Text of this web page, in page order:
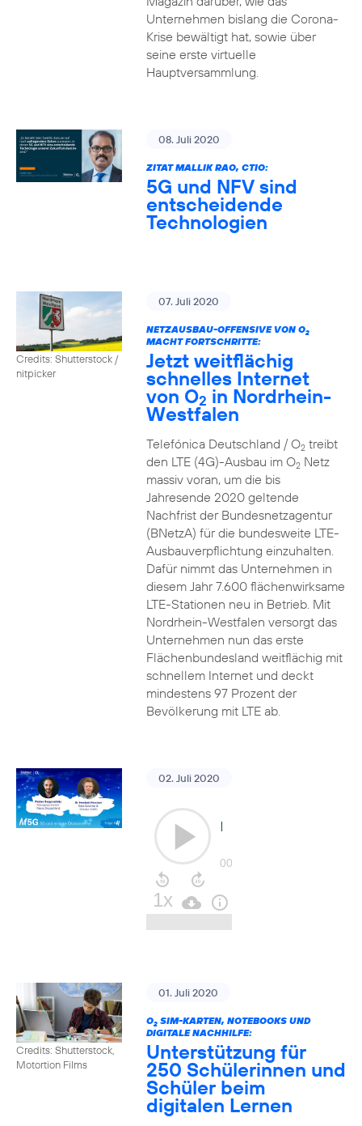
Unternehmen bislang die Corona-
Krise bewältigt hat, sowie über
seine erste virtuelle
Hauptversammlung.
08. Juli 2020
ZITAT MALLIK RAO, CTIO:
5G und NFV sind
entscheidende
Technologien
Credits: Shutterstock /
nitpicker
07. Juli 2020
NETZAUSBAU-OFFENSIVE VON O2
MACHT FORTSCHRITTE:
Jetzt weitflächig
schnelles Internet
von O2 in Nordrhein-
Westfalen
Telefónica Deutschland / O2treibt
den LTE (4G)-Ausbau im O2Netz
massiv voran, um die bis
Jahresende 2020 geltende
Nachfrist der Bundesnetzagentur
(BNetzA) für die bundesweite LTE-
Ausbauverpflichtung einzuhalten.
Dafür nimmt das Unternehmen in
diesem Jahr 7.600 flächenwirksame
LTE-Stationen neu in Betrieb. Mit
Nordrhein-Westfalen versorgt das
Unternehmen nun das erste
Flächenbundesland weitflächig mit
schnellem Internet und deckt
mindestens 97 Prozent der
Bevölkerung mit LTE ab.
02. Juli 2020
Credits: Shutterstock,
Motortion Films
01. Juli 2020
O2SIM-KARTEN, NOTEBOOKS UND
DIGITALE NACHHILFE:
Unterstützung für
250 Schülerinnen und
Schüler beim
digitalen Lernen